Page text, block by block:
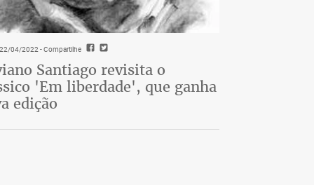
04/2022- Compartilhe
Santiago revisita o
'Em liberdade', que ganha
edição